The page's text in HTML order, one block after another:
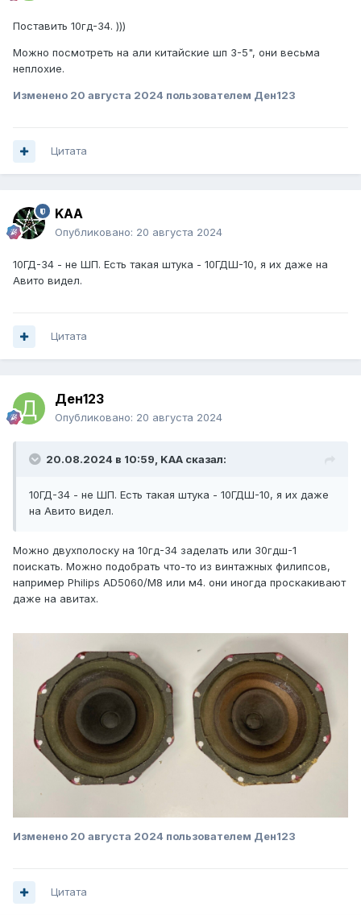
Поставить 10гд-34. )))
Можно посмотреть на али китайские шп 3-5", они весьма
неплохие.
Изменено 20 августа 2024 пользователем Ден123
Цитата
KAA
Опубликовано: 20 августа 2024
10ГД-34 - не ШП. Есть такая штука - 10ГДШ-10, я их даже на
Авито видел.
Цитата
Ден123
Опубликовано: 20 августа 2024
20.08.2024 в 10:59, KAA сказал:
10ГД-34 - не ШП. Есть такая штука - 10ГДШ-10, я их даже
на Авито видел.
Можно двухполоску на 10гд-34 заделать или 30гдш-1
поискать. Можно подобрать что-то из винтажных филипсов,
например Philips AD5060/M8 или м4. они иногда проскакивают
даже на авитах.
Изменено 20 августа 2024 пользователем Ден123
Цитата